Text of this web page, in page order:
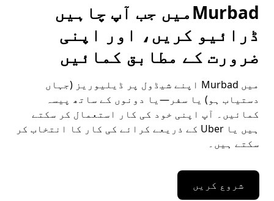
Murbadمیں جب آپ چاہیں
ڈرائیو کریں، اور اپنی
ضرورت کے مطابق کمائیں
میں Murbad اپنے شیڈول پر ڈیلیوریز (جہاں
دستیاب ہو) یا سفر—یا دونوں کے ساتھ پیسہ
کمائیں۔ آپ اپنی خود کی کار استعمال کر سکتے
ہیں یا Uber کے ذریعے کرائے کی کار کا انتخاب کر
سکتے ہیں۔
شروع کریں